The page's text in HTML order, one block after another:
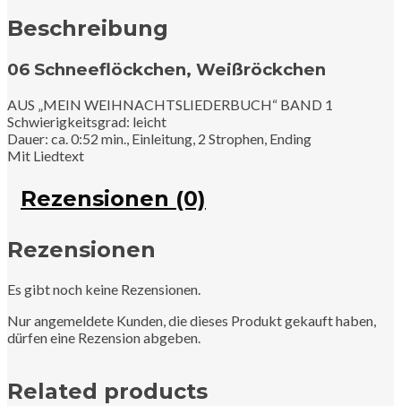
Beschreibung
06 Schneeflöckchen, Weißröckchen
AUS „MEIN WEIHNACHTSLIEDERBUCH“ BAND 1
Schwierigkeitsgrad: leicht
Dauer: ca. 0:52 min., Einleitung, 2 Strophen, Ending
Mit Liedtext
Rezensionen (0)
Rezensionen
Es gibt noch keine Rezensionen.
Nur angemeldete Kunden, die dieses Produkt gekauft haben,
dürfen eine Rezension abgeben.
Related products